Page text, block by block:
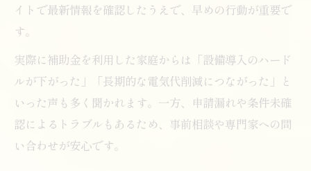
イトで最新情報を確認したうえで、早めの行動が重要で
す。
実際に補助金を利用した家庭からは「設備導入のハード
ルが下がった」「長期的な電気代削減につながった」と
いった声も多く聞かれます。一方、申請漏れや条件未確
認によるトラブルもあるため、事前相談や専門家への問
い合わせが安心です。